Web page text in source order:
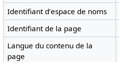
Identifiant dʼespace de noms
Identifiant de la page
Langue du contenu de la
page